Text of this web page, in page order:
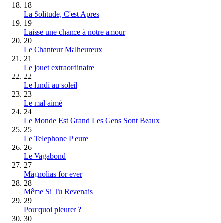
18
La Solitude, C'est Apres
19
Laisse une chance à notre amour
20
Le Chanteur Malheureux
21
Le jouet extraordinaire
22
Le lundi au soleil
23
Le mal aimé
24
Le Monde Est Grand Les Gens Sont Beaux
25
Le Telephone Pleure
26
Le Vagabond
27
Magnolias for ever
28
Même Si Tu Revenais
29
Pourquoi pleurer ?
30